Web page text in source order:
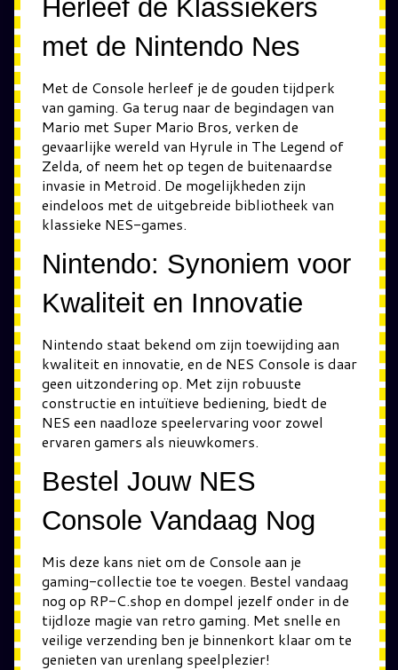
Herleef de Klassiekers
met de Nintendo Nes
Met de Console herleef je de gouden tijdperk
van gaming. Ga terug naar de begindagen van
Mario met Super Mario Bros, verken de
gevaarlijke wereld van Hyrule in The Legend of
Zelda, of neem het op tegen de buitenaardse
invasie in Metroid. De mogelijkheden zijn
eindeloos met de uitgebreide bibliotheek van
klassieke NES-games.
Nintendo: Synoniem voor
Kwaliteit en Innovatie
Nintendo staat bekend om zijn toewijding aan
kwaliteit en innovatie, en de NES Console is daar
geen uitzondering op. Met zijn robuuste
constructie en intuïtieve bediening, biedt de
NES een naadloze speelervaring voor zowel
ervaren gamers als nieuwkomers.
Bestel Jouw NES
Console Vandaag Nog
Mis deze kans niet om de Console aan je
gaming-collectie toe te voegen. Bestel vandaag
nog op RP-C.shop en dompel jezelf onder in de
tijdloze magie van retro gaming. Met snelle en
veilige verzending ben je binnenkort klaar om te
genieten van urenlang speelplezier!